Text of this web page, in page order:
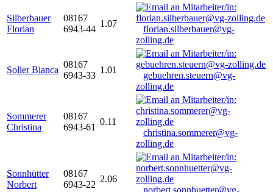
Silberbauer
Florian
08167
6943-44
1.07
florian.silberbauer@vg-
zolling.de
Soller Bianca
08167
6943-33
1.01
gebuehren.steuern@vg-
zolling.de
Sommerer
Christina
08167
6943-61
0.11
christina.sommerer@vg-
zolling.de
Sonnhütter
Norbert
08167
6943-22
2.06